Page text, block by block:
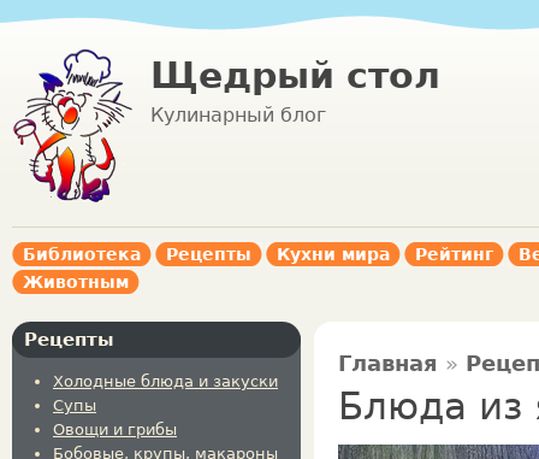
Щедрый стол
Кулинарный блог
Библиотека Рецепты Кухни мира Рейтинг
Животным
Рецепты
Холодные блюда и закуски
Супы
Овощи и грибы
Бобовые, крупы, макароны
Главная »
Блюда из